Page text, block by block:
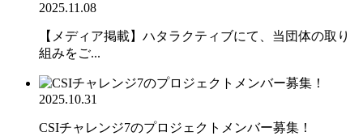
2025.11.08
【メディア掲載】ハタラクティブにて、当団体の取り
組みをご...
2025.10.31
CSIチャレンジ7のプロジェクトメンバー募集！